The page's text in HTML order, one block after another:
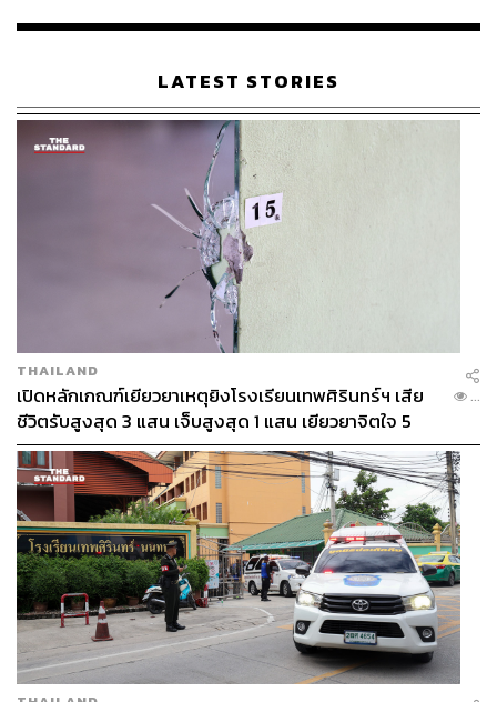
เรือนไทยที่ถูกซุกไว้
LATEST STORIES
THAILAND
เปิดหลักเกณฑ์เยียวยาเหตุยิงโรงเรียนเทพศิรินทร์ฯ เสีย
ชีวิตรับสูงสุด 3 แสน เจ็บสูงสุด 1 แสน เยียวยาจิตใจ 5
ระดับ
...